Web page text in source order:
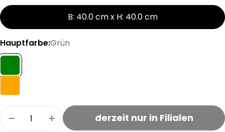
B: 40.0 cm x H: 40.0 cm
Hauptfarbe:Grün
Menge
Menge für MARE Sitzkissen verringern
Menge für MARE Sitzkissen erhöhen
derzeit nur in Filialen